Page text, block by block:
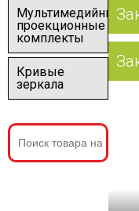
Мультимедийные
проекционные
комплекты
Кривые
зеркала